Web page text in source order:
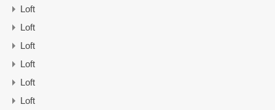
Loft
Loft
Loft
Loft
Loft
Loft